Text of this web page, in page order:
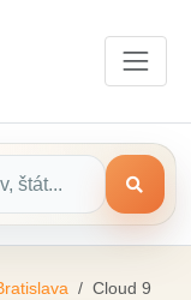
Cloud 9